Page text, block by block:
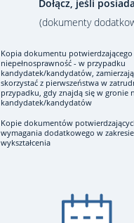
Dołącz, jeśli
(dokumenty
Kopia dokumentu potwierdzającego
niepełnosprawność - w przypadku
kandydatek/kandydatów,
skorzystać z pierwszeństwa w
przypadku, gdy znajdą się w gronie
kandydatek/kandydatów
Kopie dokumentów
wymagania dodatkowego w zakresie
wykształcenia